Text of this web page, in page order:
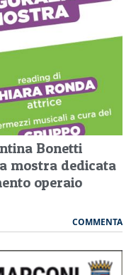
Bonetti
mostra dedicata
operaio
COMMENTA